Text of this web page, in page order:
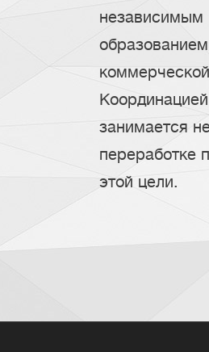
занимается
переработке
этой цели.